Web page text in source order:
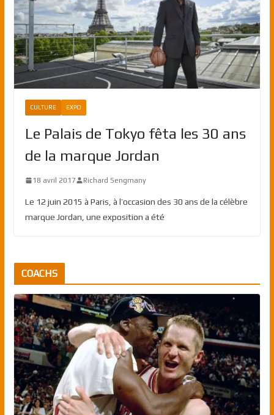
CULTURE EXPO
Le Palais de Tokyo fêta les 30 ans
de la marque Jordan
18 avril 2017 Richard Sengmany
Le 12 juin 2015 à Paris, à l’occasion des 30 ans de la célèbre
marque Jordan, une exposition a été
COACHS